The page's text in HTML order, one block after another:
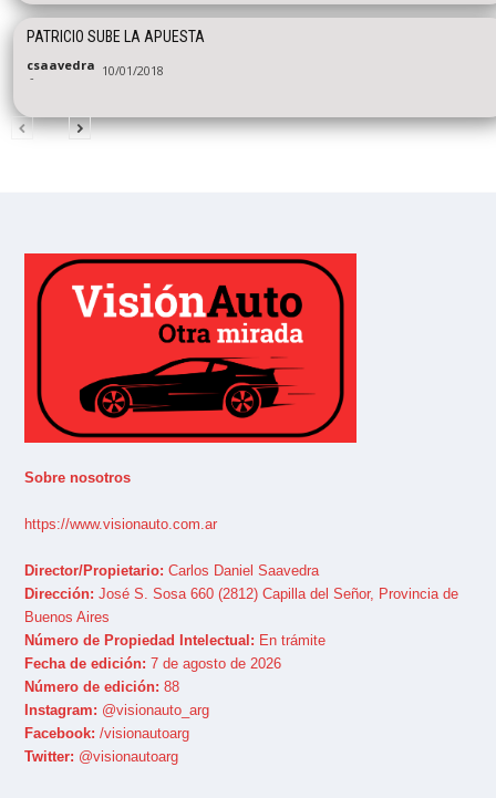
PATRICIO SUBE LA APUESTA
csaavedra
- 10/01/2018
Sobre nosotros
https://www.visionauto.com.ar
Director/Propietario: Carlos Daniel Saavedra
Dirección: José S. Sosa 660 (2812) Capilla del Señor, Provincia de
Buenos Aires
Número de Propiedad Intelectual: En trámite
Fecha de edición: 7 de agosto de 2026
Número de edición: 88
Instagram: @visionauto_arg
Facebook: /visionautoarg
Twitter: @visionautoarg